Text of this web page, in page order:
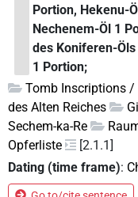
Portion, Hekenu-
Nechenem-Öl 1
des Koniferen-
1 Portion;
Tomb Inscriptions /
des Alten Reiches
Sechem-ka-Re
Opferliste
[2.1.1]
Dating (time frame):